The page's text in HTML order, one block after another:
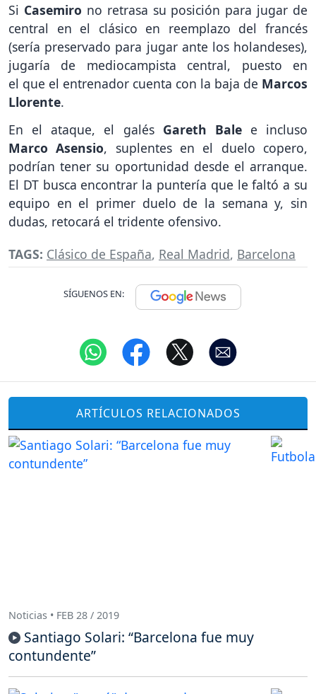
Si Casemiro no retrasa su posición para jugar de
central en el clásico en reemplazo del francés
(sería preservado para jugar ante los holandeses),
jugaría de mediocampista central, puesto en
el que el entrenador cuenta con la baja de Marcos
Llorente.
En el ataque, el galésGareth Balee incluso
Marco Asensio, suplentes en el duelo copero,
podrían tener su oportunidad desde el arranque.
El DT busca encontrar la puntería que le faltó a su
equipo en el primer duelo de la semana y, sin
dudas, retocará el tridente ofensivo.
TAGS: Clásico de España, Real Madrid, Barcelona
SÍGUENOS EN:
ARTÍCULOS RELACIONADOS
Noticias • FEB 28 / 2019
Santiago Solari: “Barcelona fue muy
contundente”